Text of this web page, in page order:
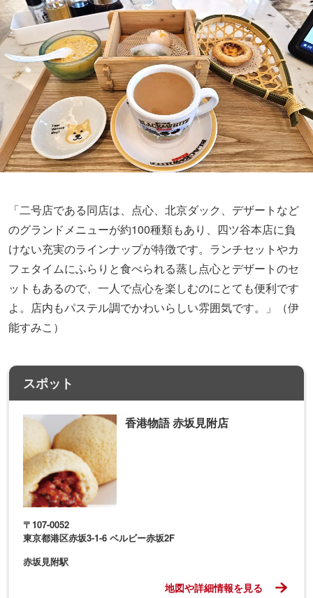
「二号店である同店は、点心、北京ダック、デザートなど
のグランドメニューが約100種類もあり、四ツ谷本店に負
けない充実のラインナップが特徴です。ランチセットやカ
フェタイムにふらりと食べられる蒸し点心とデザートのセ
ットもあるので、一人で点心を楽しむのにとても便利です
よ。店内もパステル調でかわいらしい雰囲気です。」（伊
能すみこ）
スポット
香港物語 赤坂見附店
〒107-0052
東京都港区赤坂3-1-6 ベルビー赤坂2F
赤坂見附駅
地図や詳細情報を見る